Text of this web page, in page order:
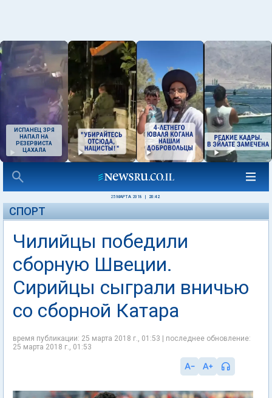
ИСПАНЕЦ ЗРЯ
НАПАЛ НА
РЕЗЕРВИСТА
ЦАХАЛА
25 МАРТА 2018 20:42
СПОРТ
Чилийцы победили
сборную Швеции.
Сирийцы сыграли вничью
со сборной Катара
время публикации: 25 марта 2018 г., 01:53 | последнее обновление:
25 марта 2018 г., 01:53